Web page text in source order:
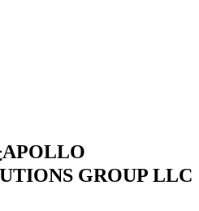
GROUP LLC